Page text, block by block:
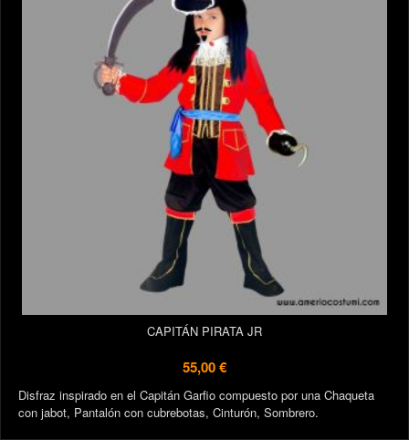
CAPITÁN PIRATA JR
55,00 €
Disfraz inspirado en el Capitán Garfio compuesto por una Chaqueta
con jabot, Pantalón con cubrebotas, Cinturón, Sombrero.